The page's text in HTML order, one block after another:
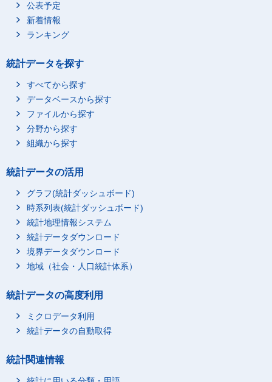
公表予定
新着情報
ランキング
統計データを探す
すべてから探す
データベースから探す
ファイルから探す
分野から探す
組織から探す
統計データの活用
グラフ(統計ダッシュボード)
時系列表(統計ダッシュボード)
統計地理情報システム
統計データダウンロード
境界データダウンロード
地域（社会・人口統計体系）
統計データの高度利用
ミクロデータ利用
統計データの自動取得
統計関連情報